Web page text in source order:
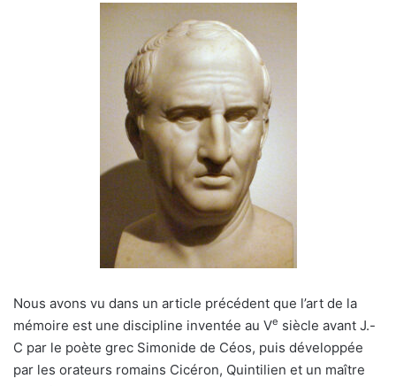
Nous avons vu dans un article précédent que l’art de la
mémoire est une discipline inventée au Ve siècle avant J.-
C par le poète grec Simonide de Céos, puis développée
par les orateurs romains Cicéron, Quintilien et un maître